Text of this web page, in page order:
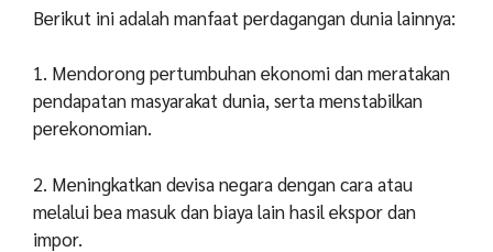
Berikut ini adalah manfaat perdagangan dunia lainnya:
1. Mendorong pertumbuhan ekonomi dan meratakan
pendapatan masyarakat dunia, serta menstabilkan
perekonomian.
2. Meningkatkan devisa negara dengan cara atau
melalui bea masuk dan biaya lain hasil ekspor dan
impor.